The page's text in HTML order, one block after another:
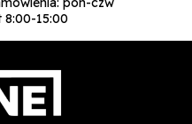
8:00-15:00